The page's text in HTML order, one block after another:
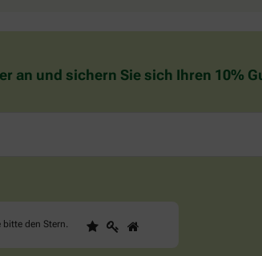
an und sichern Sie sich Ihren 10%
bitte den Stern.
Sind
Sie
1 2